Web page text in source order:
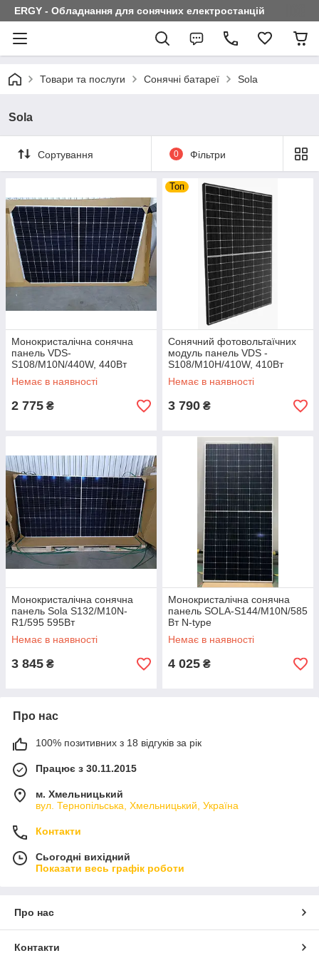
ERGY - Обладнання для сонячних електростанцій
Товари та послуги Сонячні батареї Sola
Sola
Сортування 0 Фільтри
Монокристалічна сонячна
панель VDS-
S108/M10N/440W, 440Вт
TOPCon
Немає в наявності
2 775 ₴
Топ
Сонячний фотовольтаїчних
модуль панель VDS -
S108/M10H/410W, 410Вт
black frame
Немає в наявності
3 790 ₴
Монокристалічна сонячна
панель Sola S132/М10N-
R1/595 595Вт
Немає в наявності
3 845 ₴
Монокристалічна сонячна
панель SOLA-S144/M10N/585
Вт N-type
Немає в наявності
4 025 ₴
Про нас
100% позитивних з 18 відгуків за рік
Працює з 30.11.2015
м. Хмельницький
вул. Тернопільська, Хмельницький, Україна
Контакти
Сьогодні вихідний
Показати весь графік роботи
Про нас
Контакти